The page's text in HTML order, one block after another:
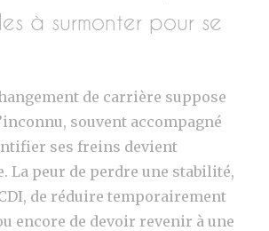
à surmonter pour se
de carrière suppose
souvent accompagné
ses freins devient
La peur de perdre une stabilité,
de réduire temporairement
encore de devoir revenir à une